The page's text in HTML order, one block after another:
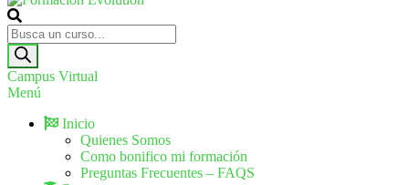
Formacion Evolution
Cursos de formación continua
Campus Virtual
Menú
Inicio
Quienes Somos
Como bonifico mi formación
Preguntas Frecuentes – FAQS